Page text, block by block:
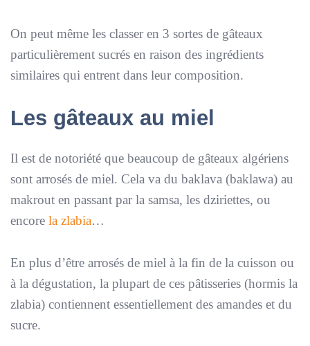
On peut même les classer en 3 sortes de gâteaux
particulièrement sucrés en raison des ingrédients
similaires qui entrent dans leur composition.
Les gâteaux au miel
Il est de notoriété que beaucoup de gâteaux algériens
sont arrosés de miel. Cela va du baklava (baklawa) au
makrout en passant par la samsa, les dziriettes, ou
encore la zlabia…
En plus d’être arrosés de miel à la fin de la cuisson ou
à la dégustation, la plupart de ces pâtisseries (hormis la
zlabia) contiennent essentiellement des amandes et du
sucre.